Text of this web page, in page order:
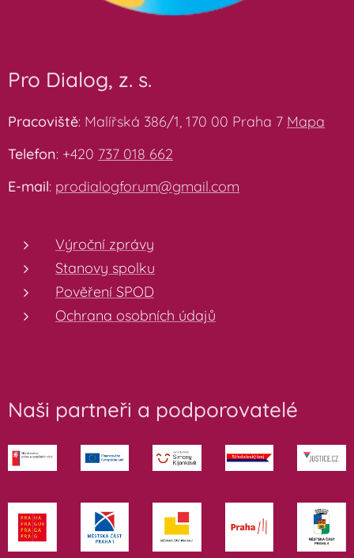
Pro Dialog, z. s.
Pracoviště: Malířská 386/1, 170 00 Praha 7 Mapa
Telefon: +420 737 018 662
E-mail: prodialogforum@gmail.com
Výroční zprávy
Stanovy spolku
Pověření SPOD
Ochrana osobních údajů
Naši partneři a podporovatelé